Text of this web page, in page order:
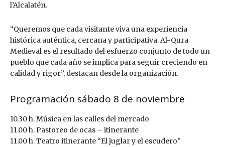
l’Alcalatén.
“Queremos que cada visitante viva una experiencia
histórica auténtica, cercana y participativa. Al-Qura
Medieval es el resultado del esfuerzo conjunto de todo un
pueblo que cada año se implica para seguir creciendo en
calidad y rigor”, destacan desde la organización.
Programación sábado 8 de noviembre
10.30 h. Música en las calles del mercado
11.00 h. Pastoreo de ocas – itinerante
11.00 h. Teatro itinerante “El juglar y el escudero”